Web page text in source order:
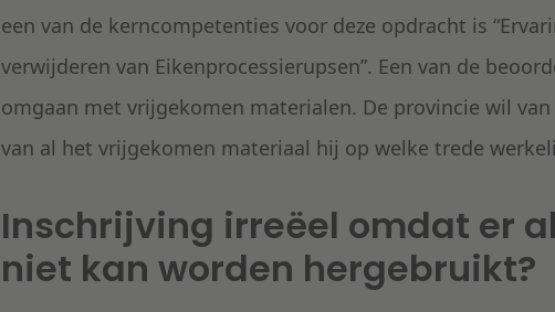
een van de kerncompetenties voor deze opdracht is
verwijderen van Eikenprocessierupsen”. Een van de
omgaan met vrijgekomen materialen. De provincie wil
van al het vrijgekomen materiaal hij op welke trede
Inschrijving irreëel omdat er
niet kan worden hergebruikt?